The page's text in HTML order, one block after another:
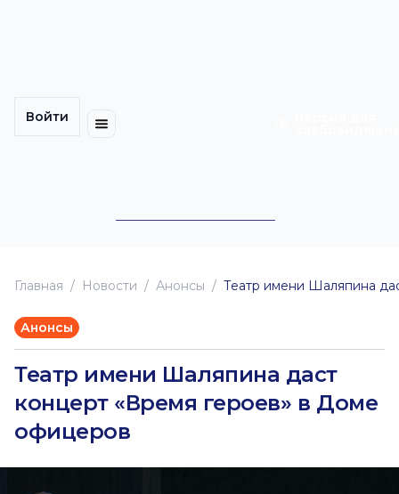
Войти
Главная Новоcти Анонсы Театр имени Шаляпина
Анонсы
Театр имени Шаляпина даст
концерт «Время героев» в Доме
офицеров